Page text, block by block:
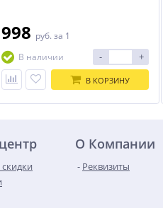
998 руб. за 1
В наличии
- +
В КОРЗИНУ
О Компании
Реквизиты